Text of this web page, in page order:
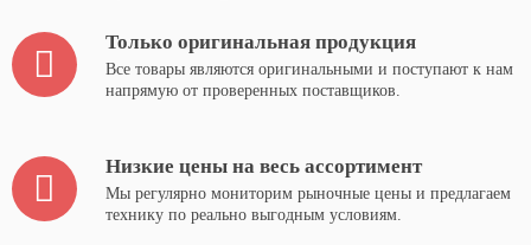
Только оригинальная продукция
Все товары являются оригинальными и поступают к нам
напрямую от проверенных поставщиков.
Низкие цены на весь ассортимент
Мы регулярно мониторим рыночные цены и предлагаем
технику по реально выгодным условиям.